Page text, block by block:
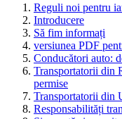
Reguli noi pentru
Introducere
Să fim informați
versiunea PDF
Conducători auto:
Transportatorii din
permise
Transportatorii din
Responsabilități